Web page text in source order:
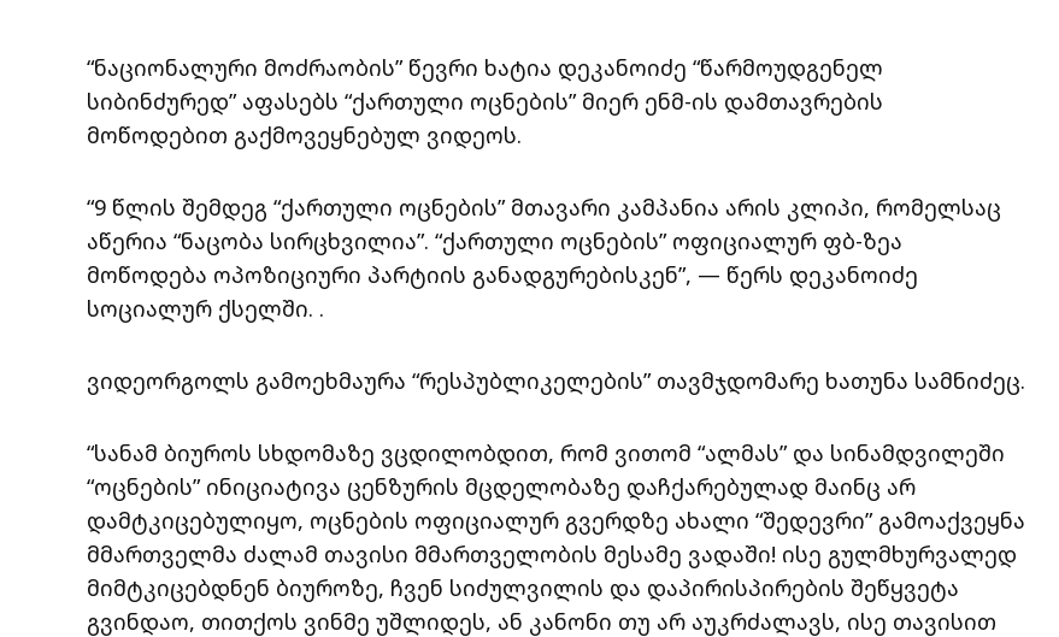
“ნაციონალური მოძრაობის” წევრი ხატია დეკანოიძე “წარმოუდგენელ
სიბინძურედ” აფასებს “ქართული ოცნების” მიერ ენმ-ის დამთავრების
მოწოდებით გაქმოვეყნებულ ვიდეოს.
“9 წლის შემდეგ “ქართული ოცნების” მთავარი კამპანია არის კლიპი, რომელსაც
აწერია “ნაცობა სირცხვილია”. “ქართული ოცნების” ოფიციალურ ფბ-ზეა
მოწოდება ოპოზიციური პარტიის განადგურებისკენ”, — წერს დეკანოიძე
სოციალურ ქსელში. .
ვიდეორგოლს გამოეხმაურა “რესპუბლიკელების” თავმჯდომარე ხათუნა სამნიძეც.
“სანამ ბიუროს სხდომაზე ვცდილობდით, რომ ვითომ “ალმას” და სინამდვილეში
“ოცნების” ინიციატივა ცენზურის მცდელობაზე დაჩქარებულად მაინც არ
დამტკიცებულიყო, ოცნების ოფიციალურ გვერდზე ახალი “შედევრი” გამოაქვეყნა
მმართველმა ძალამ თავისი მმართველობის მესამე ვადაში! ისე გულმხურვალედ
მიმტკიცებდნენ ბიუროზე, ჩვენ სიძულვილის და დაპირისპირების შეწყვეტა
გვინდაო, თითქოს ვინმე უშლიდეს, ან კანონი თუ არ აუკრძალავს, ისე თავისით